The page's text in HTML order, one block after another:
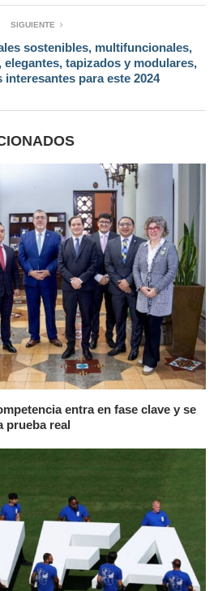
SIGUIENTE
sostenibles, multifuncionales,
tapizados y modulares,
interesantes para este 2024
entra en fase clave y se
prueba real